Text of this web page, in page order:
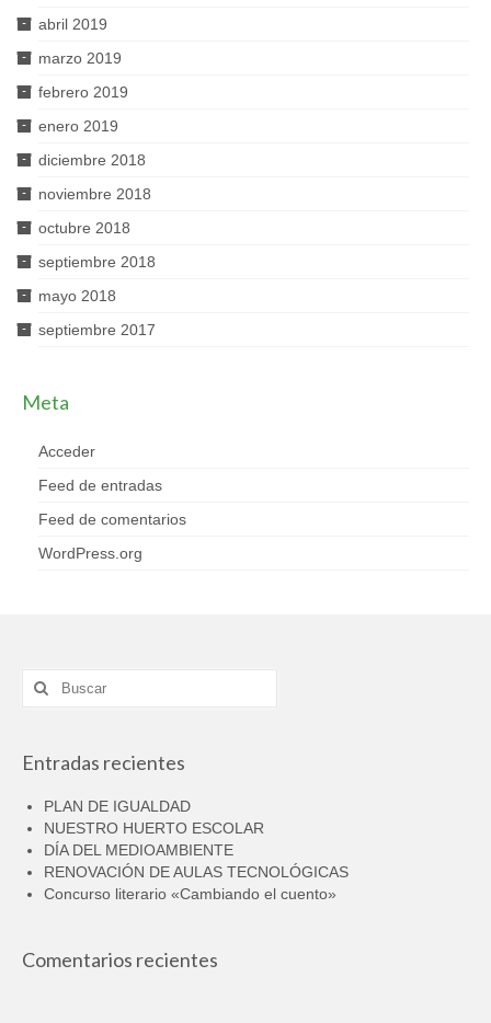
abril 2019
marzo 2019
febrero 2019
enero 2019
diciembre 2018
noviembre 2018
octubre 2018
septiembre 2018
mayo 2018
septiembre 2017
Meta
Acceder
Feed de entradas
Feed de comentarios
WordPress.org
Buscar
por:
Entradas recientes
PLAN DE IGUALDAD
NUESTRO HUERTO ESCOLAR
DÍA DEL MEDIOAMBIENTE
RENOVACIÓN DE AULAS TECNOLÓGICAS
Concurso literario «Cambiando el cuento»
Comentarios recientes